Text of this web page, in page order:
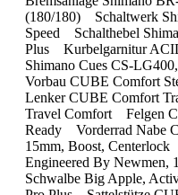
(180/180) Schaltwerk
Speed Schalthebel
Plus Kurbelgarnitur
Shimano Cues CS-
Vorbau CUBE Comfort
Lenker CUBE Comfort
Travel Comfort Felgen
Ready Vorderrad Nabe
15mm, Boost,
Engineered By
Schwalbe Big Apple,